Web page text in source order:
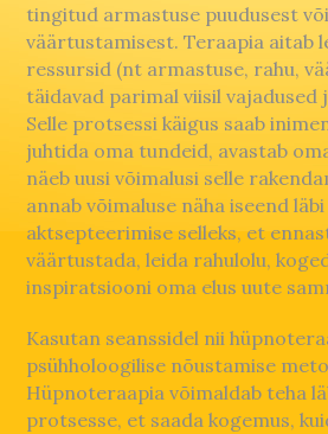
tingitud armastuse puudusest
väärtustamisest. Teraapia aitab
ressursid (nt armastuse, rahu,
täidavad parimal viisil vajadused
Selle protsessi käigus saab
juhtida oma tundeid, avastab
näeb uusi võimalusi selle
annab võimaluse näha iseend
aktsepteerimise selleks, et
väärtustada, leida rahulolu,
inspiratsiooni oma elus uute
Kasutan seanssidel nii
psühholoogilise nõustamise
Hüpnoteraapia võimaldab teha
protsesse, et saada kogemus,